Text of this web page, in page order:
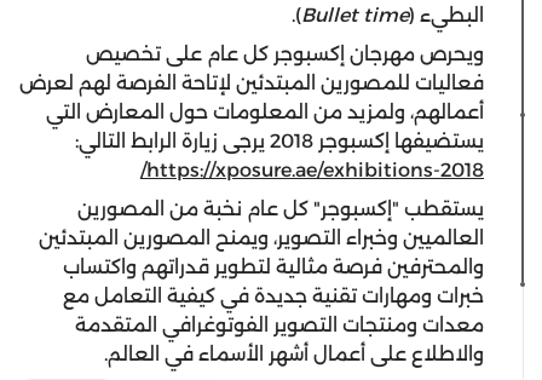
البطيء (Bullet time
).
ويحرص مهرجان إكسبوجر كل عام على تخصيص
فعاليات للمصورين المبتدئين لإتاحة الفرصة لهم لعرض
أعمالهم، ولمزيد من المعلومات حول المعارض التي
يستضيفها إكسبوجر 2018 يرجى زيارة الرابط التالي:
https://xposure.ae/exhibitions-2018/
يستقطب "إكسبوجر" كل عام نخبة من المصورين
العالميين وخبراء التصوير، ويمنح المصورين المبتدئين
والمحترفين فرصة مثالية لتطوير قدراتهم واكتساب
خبرات ومهارات تقنية جديدة في كيفية التعامل مع
معدات ومنتجات التصوير الفوتوغرافي المتقدمة
والاطلاع على أعمال أشهر الأسماء في العالم.